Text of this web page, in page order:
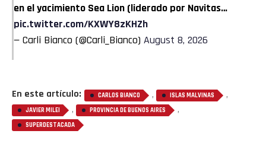
en el yacimiento Sea Lion (liderado por Navitas…
pic.twitter.com/KXWY8zKHZh
— Carli Bianco (@Carli_Bianco) August 8, 2026
En este artículo: CARLOS BIANCO , ISLAS MALVINAS ,
JAVIER MILEI , PROVINCIA DE BUENOS AIRES ,
SUPERDESTACADA